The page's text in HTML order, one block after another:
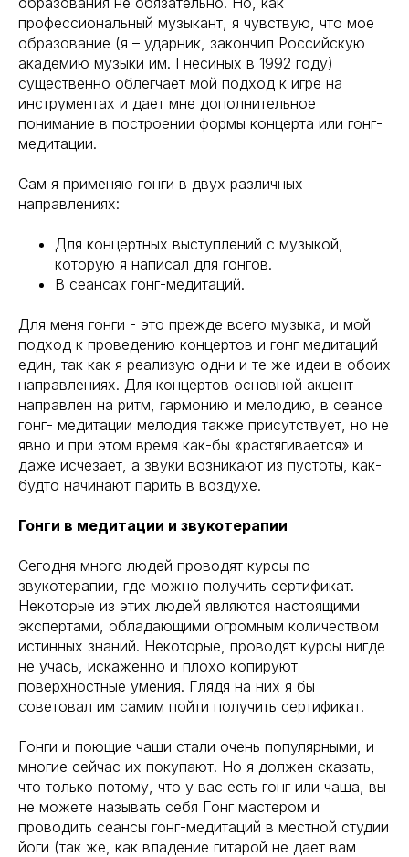
профессиональный музыкант, я чувствую, что мое
образование (я – ударник, закончил Российскую
академию музыки им. Гнесиных в 1992 году)
существенно облегчает мой подход к игре на
инструментах и дает мне дополнительное
понимание в построении формы концерта или гонг-
медитации.
Сам я применяю гонги в двух различных
направлениях:
Для концертных выступлений с музыкой,
которую я написал для гонгов.
В сеансах гонг-медитаций.
Для меня гонги - это прежде всего музыка, и мой
подход к проведению концертов и гонг медитаций
един, так как я реализую одни и те же идеи в обоих
направлениях. Для концертов основной акцент
направлен на ритм, гармонию и мелодию, в сеансе
гонг- медитации мелодия также присутствует, но не
явно и при этом время как-бы «растягивается» и
даже исчезает, а звуки возникают из пустоты, как-
будто начинают парить в воздухе.
Гонги в медитации и звукотерапии
Сегодня много людей проводят курсы по
звукотерапии, где можно получить сертификат.
Некоторые из этих людей являются настоящими
экспертами, обладающими огромным количеством
истинных знаний. Некоторые, проводят курсы нигде
не учась, искаженно и плохо копируют
поверхностные умения. Глядя на них я бы
советовал им самим пойти получить сертификат.
Гонги и поющие чаши стали очень популярными, и
многие сейчас их покупают. Но я должен сказать,
что только потому, что у вас есть гонг или чаша, вы
не можете называть себя Гонг мастером и
проводить сеансы гонг-медитаций в местной студии
йоги (так же, как владение гитарой не дает вам